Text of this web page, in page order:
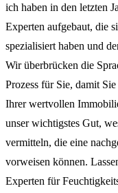
ich haben in den letzten
Experten aufgebaut, die
spezialisiert haben und
Wir überbrücken die
Prozess für Sie, damit
Ihrer wertvollen
unser wichtigstes Gut,
vermitteln, die eine
vorweisen können.
Experten für